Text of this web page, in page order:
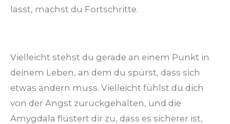
lässt, machst du Fortschritte.
Vielleicht stehst du gerade an einem Punkt in
deinem Leben, an dem du spürst, dass sich
etwas ändern muss. Vielleicht fühlst du dich
von der Angst zurückgehalten, und die
Amygdala flüstert dir zu, dass es sicherer ist,